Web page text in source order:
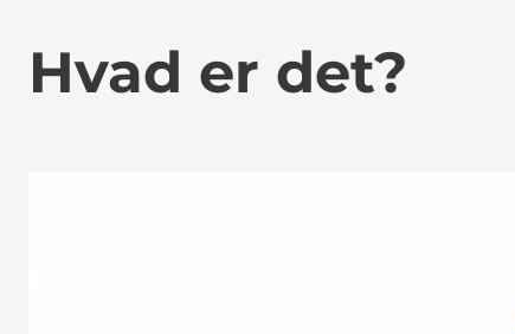
Hvad er det?